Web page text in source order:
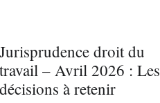
Jurisprudence droit du
travail – Avril 2026 : Les
décisions à retenir